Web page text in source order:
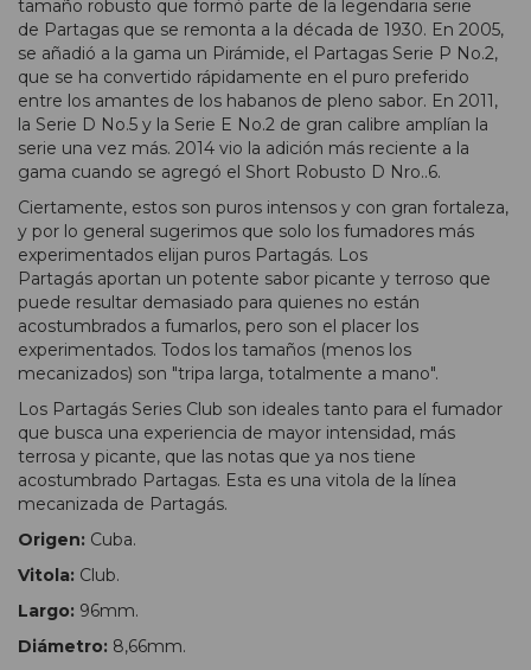
tamaño robusto que formó parte de la legendaria serie
de Partagas que se remonta a la década de 1930. En 2005,
se añadió a la gama un Pirámide, el Partagas Serie P No.2,
que se ha convertido rápidamente en el puro preferido
entre los amantes de los habanos de pleno sabor. En 2011,
la Serie D No.5 y la Serie E No.2 de gran calibre amplían la
serie una vez más. 2014 vio la adición más reciente a la
gama cuando se agregó el Short Robusto D Nro..6.
Ciertamente, estos son puros intensos y con gran fortaleza,
y por lo general sugerimos que solo los fumadores más
experimentados elijan puros Partagás. Los
Partagás aportan un potente sabor picante y terroso que
puede resultar demasiado para quienes no están
acostumbrados a fumarlos, pero son el placer los
experimentados. Todos los tamaños (menos los
mecanizados) son "tripa larga, totalmente a mano".
Los Partagás Series Club son ideales tanto para el fumador
que busca una experiencia de mayor intensidad, más
terrosa y picante, que las notas que ya nos tiene
acostumbrado Partagas. Esta es una vitola de la línea
mecanizada de Partagás.
Origen: Cuba.
Vitola: Club.
Largo: 96mm.
Diámetro: 8,66mm.